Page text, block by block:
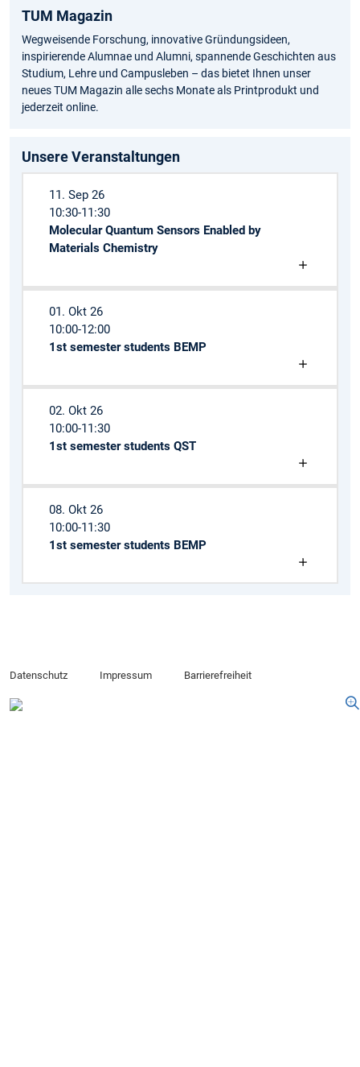
TUM Magazin
Wegweisende Forschung, innovative Gründungsideen,
inspirierende Alumnae und Alumni, spannende Geschichten aus
Studium, Lehre und Campusleben – das bietet Ihnen unser
neues TUM Magazin alle sechs Monate als Printprodukt und
jederzeit online.
Unsere Veranstaltungen
11. Sep 26
10:30-11:30
Molecular Quantum Sensors Enabled by
Materials Chemistry
01. Okt 26
10:00-12:00
1st semester students BEMP
02. Okt 26
10:00-11:30
1st semester students QST
08. Okt 26
10:00-11:30
1st semester students BEMP
Datenschutz Impressum Barrierefreiheit